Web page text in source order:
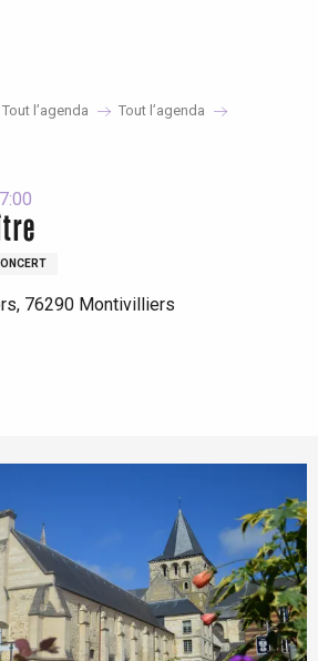
Tout l’agenda
Tout l’agenda
76290 Montivilliers
favoris